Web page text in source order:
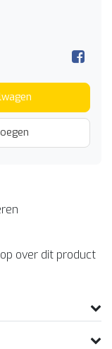
over dit product